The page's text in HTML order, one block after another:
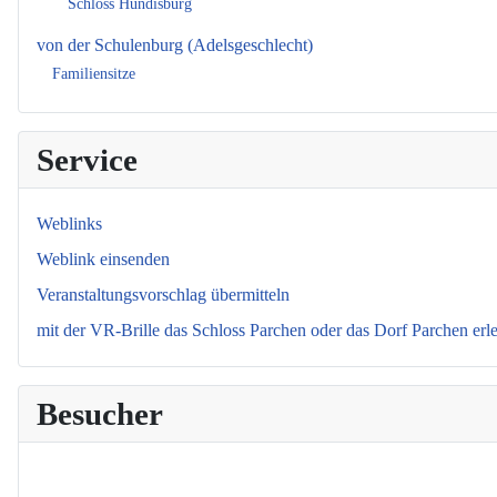
Schloss Hundisburg
von der Schulenburg (Adelsgeschlecht)
Familiensitze
Service
Weblinks
Weblink einsenden
Veranstaltungsvorschlag übermitteln
mit der VR-Brille das Schloss Parchen oder das Dorf Parchen
Besucher